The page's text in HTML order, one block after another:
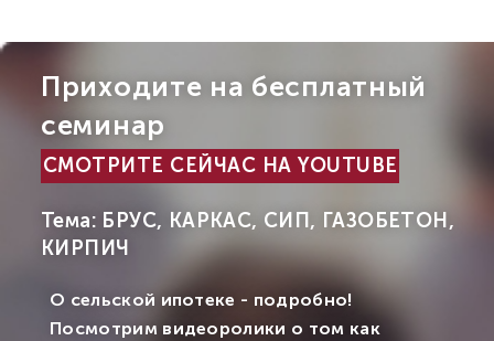
Приходите на бесплатный
семинар
СМОТРИТЕ СЕЙЧАС НА YOUTUBE
Тема: БРУС, КАРКАС, СИП, ГАЗОБЕТОН,
КИРПИЧ
О сельской ипотеке - подробно!
Посмотрим видеоролики о том как